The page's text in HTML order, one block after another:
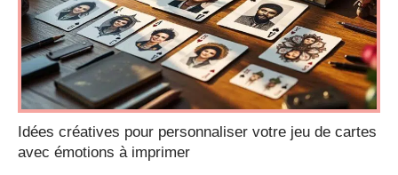
Idées créatives pour personnaliser votre jeu de cartes
avec émotions à imprimer